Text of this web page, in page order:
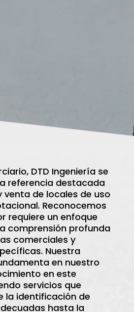
DTD Ingeniería se
referencia destacada
venta de locales de uso
Reconocemos
requiere un enfoque
comprensión profunda
comerciales y
Nuestra
en nuestro
en este
servicios que
la identificación de
hasta la